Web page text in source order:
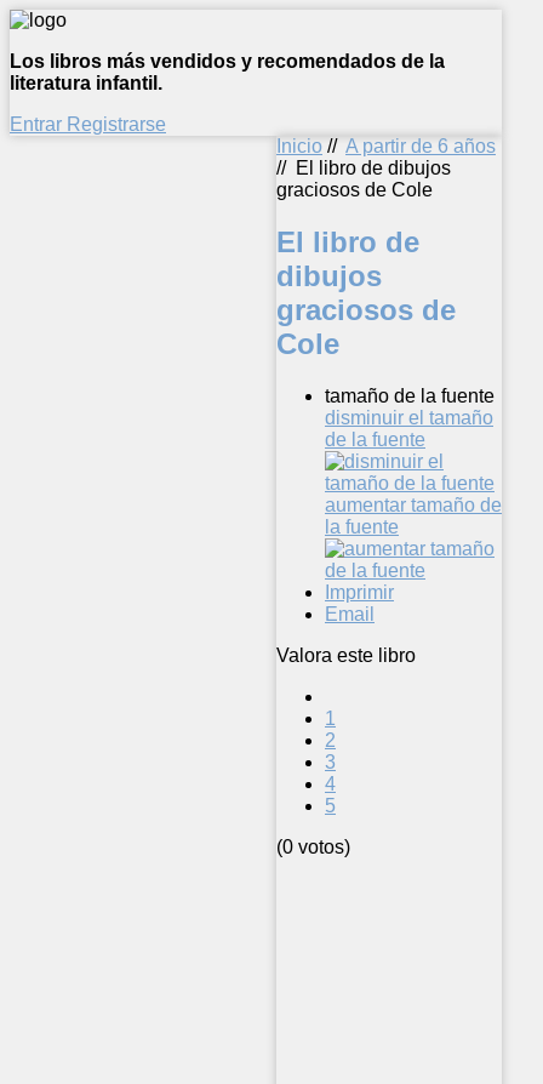
Los libros más vendidos y recomendados de la
literatura infantil.
Entrar Registrarse
Inicio // A partir de 6 años
// El libro de dibujos
graciosos de Cole
El libro de
dibujos
graciosos de
Cole
tamaño de la fuente
disminuir el tamaño
de la fuente
aumentar tamaño de
la fuente
Imprimir
Email
Valora este libro
1
2
3
4
5
(0 votos)